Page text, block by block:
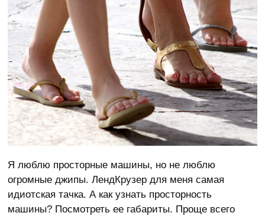
Я люблю просторные машины, но не люблю
огромные джипы. ЛендКрузер для меня самая
идиотская тачка. А как узнать просторность
машины? Посмотреть ее габариты. Проще всего